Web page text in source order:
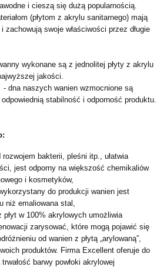
i cieszą się dużą popularnością.
(płytom z akrylu sanitarnego) mają
swoje właściwości przez długie
wykonane są z jednolitej płyty z akrylu
jakości.
dna naszych wanien wzmocnione są
stabilność i odporność produktu.
bakterii, pleśni itp., ułatwia
jest odporny na większość chemikaliów
i kosmetyków,
do produkcji wanien jest
niż emaliowana stal,
płyt w 100% akrylowych umożliwia
zarysować, które mogą pojawić się
od wanien z płytą „arylowaną”,
produktów. Firma Excellent oferuje do
barwy powłoki akrylowej